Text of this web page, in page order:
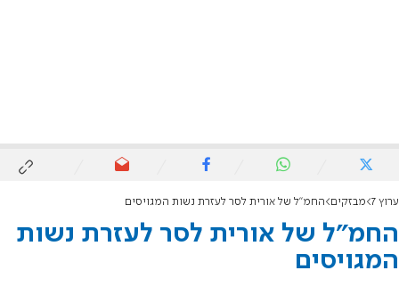
ערוץ 7 מבזקים החמ"ל של אורית לסר לעזרת נשות המגויסים
החמ"ל של אורית לסר לעזרת נשות
המגויסים